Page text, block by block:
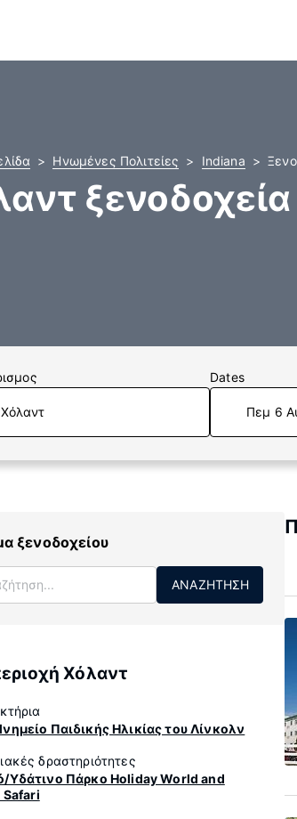
Ηνωμένες Πολιτείες Indiana
ξενοδοχεία
Dates
Πεμ 6
ξενοδοχείου
ΑΝΑΖΉΤΗΣΗ
Χόλαντ
Παιδικής Ηλικίας του Λίνκολν
δραστηριότητες
Υδάτινο Πάρκο Holiday World and